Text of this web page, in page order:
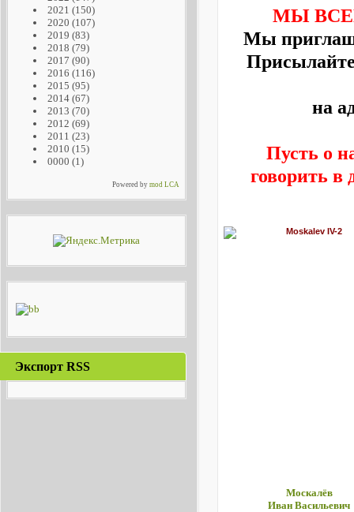
2021 (150)
2020 (107)
2019 (83)
2018 (79)
2017 (90)
2016 (116)
2015 (95)
2014(67)
2013 (70)
2012 (69)
2011 (23)
2010 (15)
0000 (1)
Powered bymod LCA
Экспорт RSS
МЫ
Мы
на
Пусть о
говорить в
Москалёв
Иван Васильевич